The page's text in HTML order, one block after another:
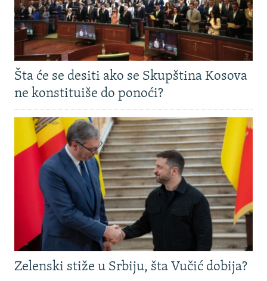
Šta će se desiti ako se Skupština Kosova
ne konstituiše do ponoći?
Zelenski stiže u Srbiju, šta Vučić dobija?